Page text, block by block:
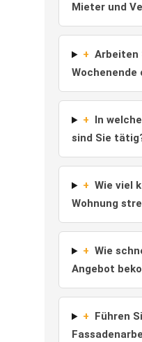
Mieter und
+ Arbeiten
Wochenende
+
In
sind Sie
+ Wie viel
Wohnung
+ Wie
Angebot
+
Führen